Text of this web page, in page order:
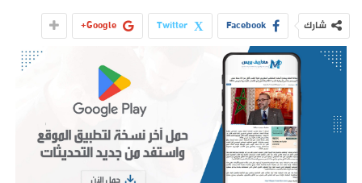
شارك Facebook
Twitter
Google+